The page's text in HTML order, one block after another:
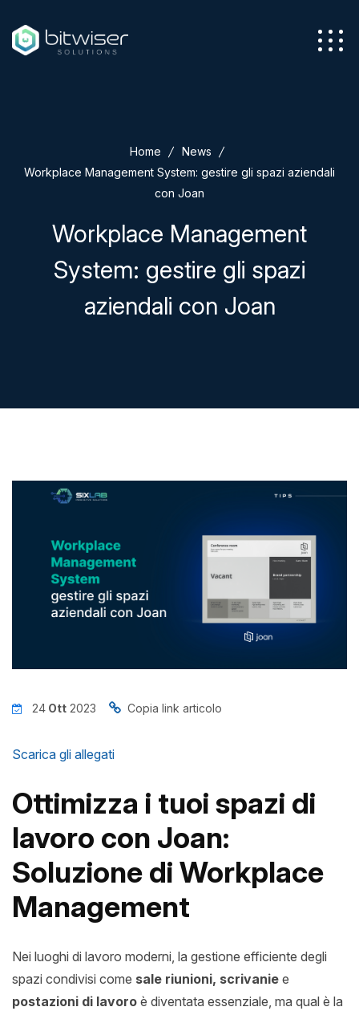
Contatti
Home
News
Workplace Management System: gestire gli spazi aziendali
con Joan
Workplace Management
System: gestire gli spazi
aziendali con Joan
24 Ott 2023 Copia link articolo
Scarica gli allegati
Ottimizza i tuoi spazi di
lavoro con Joan:
Soluzione di Workplace
Management
Nei luoghi di lavoro moderni, la gestione efficiente degli
spazi condivisi come sale riunioni, scrivanie e
postazioni di lavoro è diventata essenziale, ma qual è la